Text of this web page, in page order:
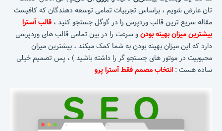
تان عارض شویم ، براساس تجربیات تمامی توسعه دهندگان که کافیست
مقاله سریع ترین قالب وردپرس را در گوگل جستجو کنید ، قالب آسترا
بیشترین میزان بهینه بودنو سرعت را در بین تمامی قالب های وردپرسی
دارد که این میزان بهینه بودن به شما کمک میکند ، بیشترین میزان
محبوبیت در موتور های جستجو گر را داشته باشید ) ، پس تصمیم خیلی
ساده هست : انتخاب مصمم فقط آسترا پرو